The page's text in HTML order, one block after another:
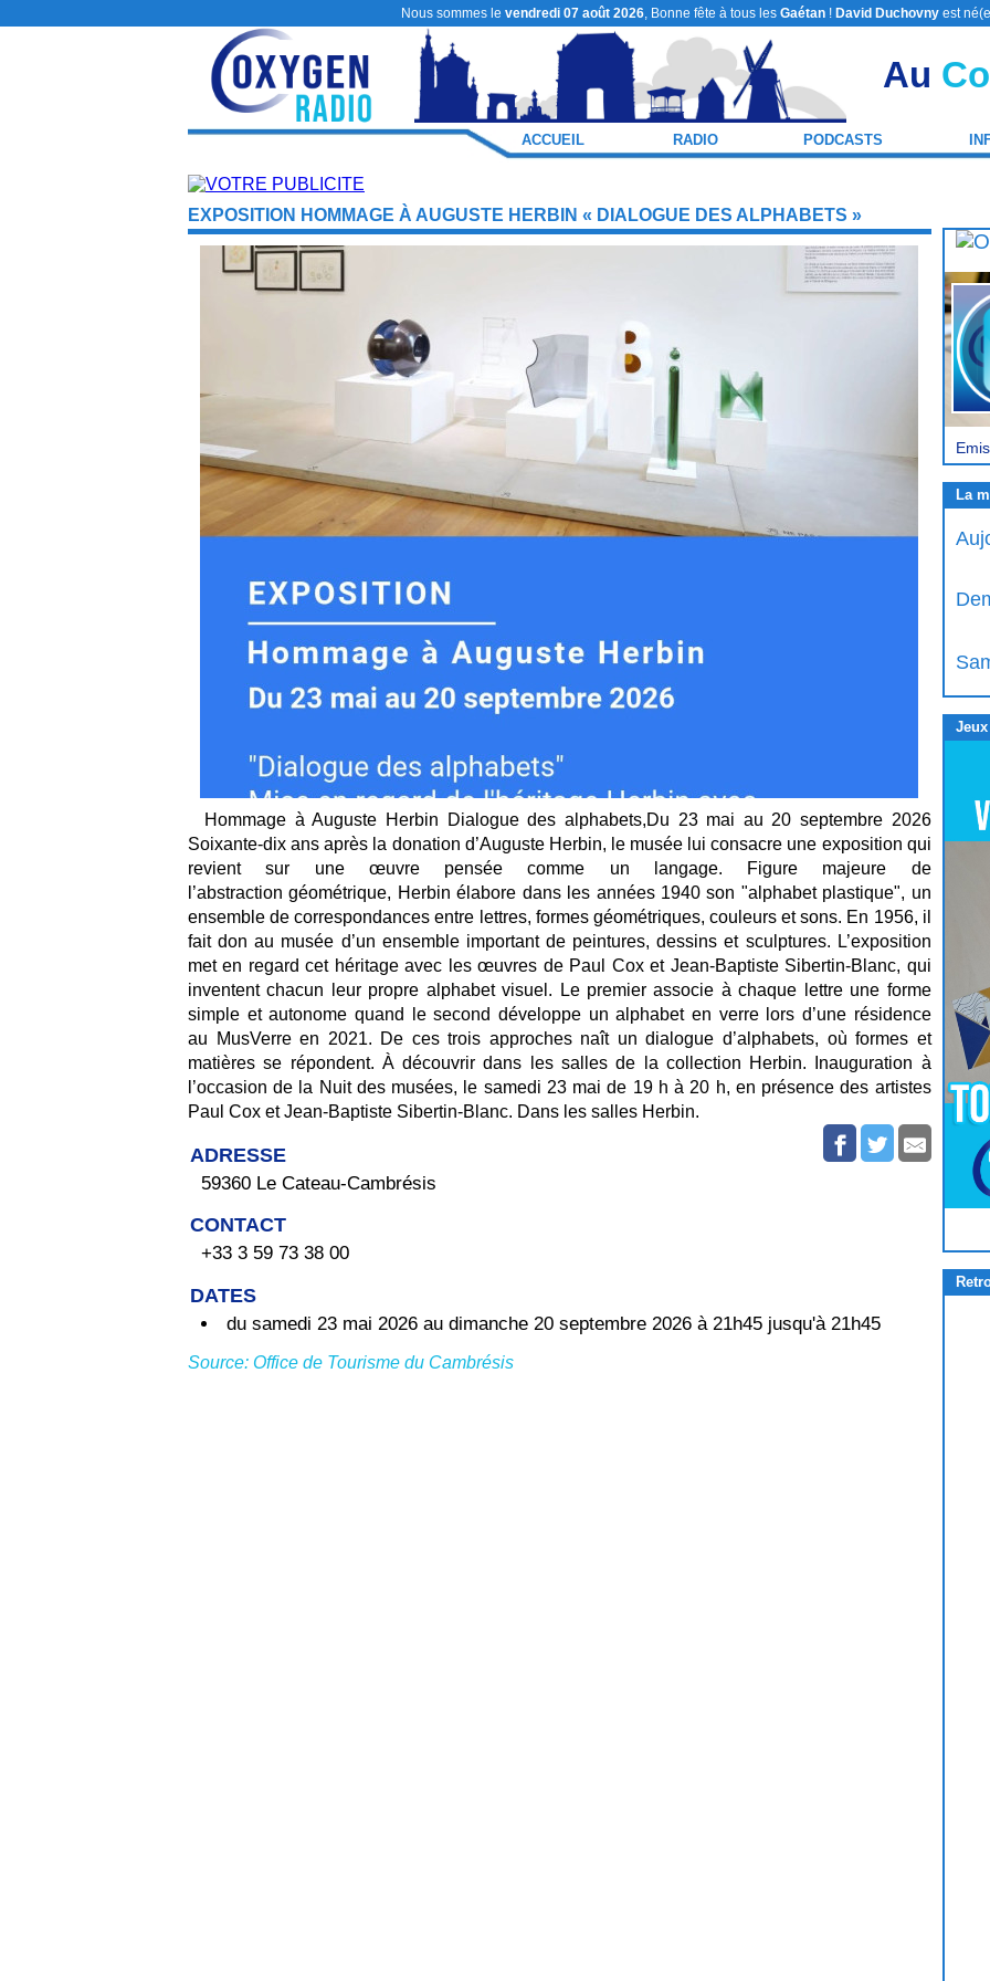
Nous sommes le vendredi 07 août 2026, Bonne fête à tous les Gaétan! David Duchovnyest
Au
ACCUEIL RADIO PODCASTS
EXPOSITION HOMMAGE À AUGUSTE HERBIN « DIALOGUE DES ALPHABETS »
Hommage à Auguste Herbin Dialogue des alphabets,Du 23 mai au 20 septembre 2026
Soixante-dix ans après la donation d’Auguste Herbin, le musée lui consacre une exposition qui
revient sur une œuvre pensée comme un langage. Figure majeure de
l’abstraction géométrique, Herbin élabore dans les années 1940 son "alphabet plastique", un
ensemble de correspondances entre lettres, formes géométriques, couleurs et sons. En 1956, il
fait don au musée d’un ensemble important de peintures, dessins et sculptures. L’exposition
met en regard cet héritage avec les œuvres de Paul Cox et Jean-Baptiste Sibertin-Blanc, qui
inventent chacun leur propre alphabet visuel. Le premier associe à chaque lettre une forme
simple et autonome quand le second développe un alphabet en verre lors d’une résidence
au MusVerre en 2021. De ces trois approches naît un dialogue d’alphabets, où formes et
matières se répondent. À découvrir dans les salles de la collection Herbin. Inauguration à
l’occasion de la Nuit des musées, le samedi 23 mai de 19 h à 20 h, en présence des artistes
Paul Cox et Jean-Baptiste Sibertin-Blanc. Dans les salles Herbin.
ADRESSE
59360 Le Cateau-Cambrésis
CONTACT
+33 3 59 73 38 00
DATES
du samedi 23 mai 2026 au dimanche 20 septembre 2026 à 21h45 jusqu'à 21h45
Source: Office de Tourisme du Cambrésis
La
Jeux